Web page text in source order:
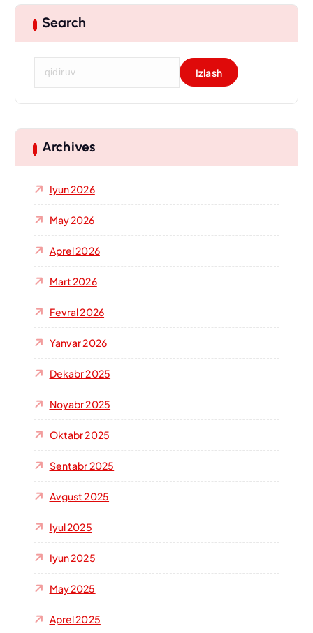
Search
r
s
s
:
Archives
Iyun 2026
May 2026
Aprel 2026
Mart 2026
Fevral 2026
Yanvar 2026
Dekabr 2025
Noyabr 2025
Oktabr 2025
Sentabr 2025
Avgust 2025
Iyul 2025
Iyun 2025
May 2025
Aprel 2025